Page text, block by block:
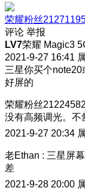
荣耀粉丝
评论 举报
LV7荣耀 Magic3
2021-9-27 16:41
三星你买个
好屏的
荣耀粉丝
没有高频调光。不
2021-9-27 20:34
老Ethan : 三星屏
差
2021-9-28 20:00